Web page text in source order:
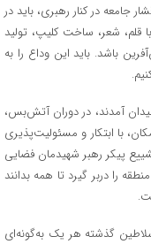
در کنار رهبری، باید در
قلم، شعر، ساخت کلیپ، تولید
باشد. باید این وداع را به
آمدند، در دوران آتش‌بس،
با ابتکار و مسئولیت‌پذیری
پیکر رهبر شهیدمان فضایی
را دربر گیرد تا همه بدانند
گذشته هر یک به‌گونه‌ای